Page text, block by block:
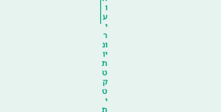
ו
ע
י
ר
ונ
יו
ת
ט
ק
ט
י
ת